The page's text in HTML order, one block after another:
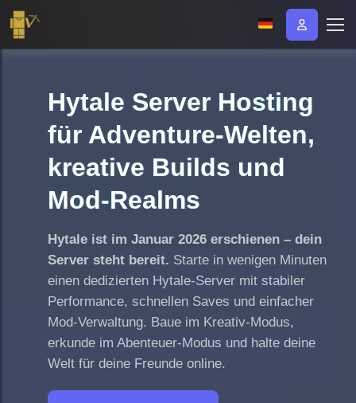
Hytale Server Hosting
für Adventure-Welten,
kreative Builds und
Mod-Realms
Hytale ist im Januar 2026 erschienen – dein
Server steht bereit. Starte in wenigen Minuten
einen dedizierten Hytale-Server mit stabiler
Performance, schnellen Saves und einfacher
Mod-Verwaltung. Baue im Kreativ-Modus,
erkunde im Abenteuer-Modus und halte deine
Welt für deine Freunde online.